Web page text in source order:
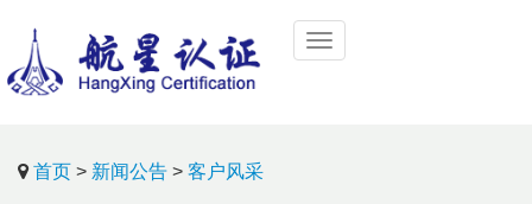
首页 > 新闻公告 > 客户风采